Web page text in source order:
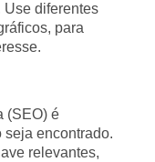
Use diferentes
para
(SEO) é
seja encontrado.
relevantes,